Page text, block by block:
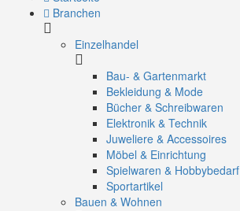
Branchen
Einzelhandel
Bau- & Gartenmarkt
Bekleidung & Mode
Bücher & Schreibwaren
Elektronik & Technik
Juweliere & Accessoires
Möbel & Einrichtung
Spielwaren & Hobbybedarf
Sportartikel
Bauen & Wohnen